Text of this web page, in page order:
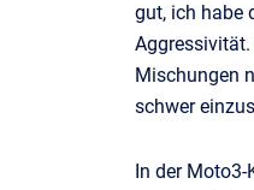
gut, ich habe
Mischungen
schwer
In der